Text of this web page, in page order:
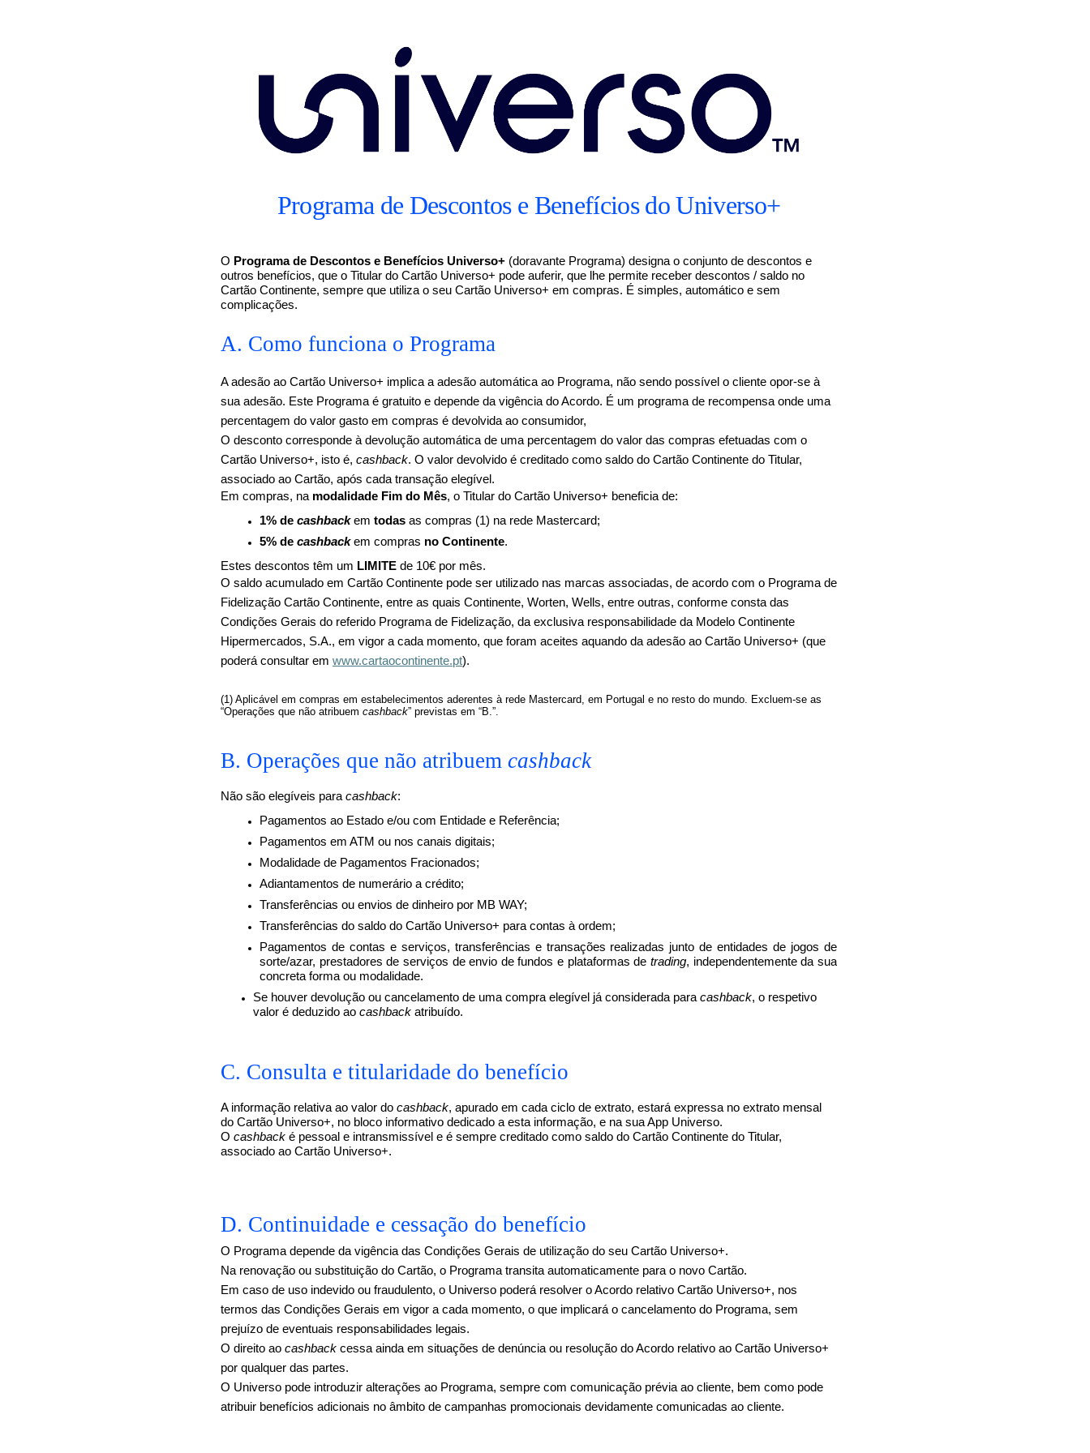
Programa de Descontos e Benefícios do Universo+
O Programa de Descontos e Benefícios Universo+ (doravante Programa) designa o conjunto de descontos e
outros benefícios, que o Titular do Cartão Universo+ pode auferir, que lhe permite receber descontos / saldo no
Cartão Continente, sempre que utiliza o seu Cartão Universo+ em compras. É simples, automático e sem
complicações.
A. Como funciona o Programa
A adesão ao Cartão Universo+ implica a adesão automática ao Programa, não sendo possível o cliente opor-se à
sua adesão. Este Programa é gratuito e depende da vigência do Acordo. É um programa de recompensa onde uma
percentagem do valor gasto em compras é devolvida ao consumidor,
O desconto corresponde à devolução automática de uma percentagem do valor das compras efetuadas com o
Cartão Universo+, isto é, cashback. O valor devolvido é creditado como saldo do Cartão Continente do Titular,
associado ao Cartão, após cada transação elegível.
Em compras, na modalidade Fim do Mês, o Titular do Cartão Universo+ beneficia de:
1% de cashbackem todas as compras (1) na rede Mastercard;
5% de cashbackem compras no Continente.
Estes descontos têm um LIMITE de 10€ por mês.
O saldo acumulado em Cartão Continente pode ser utilizado nas marcas associadas, de acordo com o Programa de
Fidelização Cartão Continente, entre as quais Continente, Worten, Wells, entre outras, conforme consta das
Condições Gerais do referido Programa de Fidelização, da exclusiva responsabilidade da Modelo Continente
Hipermercados, S.A., em vigor a cada momento, que foram aceites aquando da adesão ao Cartão Universo+ (que
poderá consultar em www.cartaocontinente.pt).
(1) Aplicável em compras em estabelecimentos aderentes à rede Mastercard, em Portugal e no resto do mundo. Excluem-se as
“Operações que não atribuem cashback” previstas em “B.”.
B. Operações que não atribuem cashback
Não são elegíveis para cashback:
Pagamentos ao Estado e/ou com Entidade e Referência;
Pagamentos em ATM ou nos canais digitais;
Modalidade de Pagamentos Fracionados;
Adiantamentos de numerário a crédito;
Transferências ou envios de dinheiro por MB WAY;
Transferências do saldo do Cartão Universo+ para contas à ordem;
Pagamentos de contas e serviços, transferências e transações realizadas junto de entidades de jogos de
sorte/azar, prestadores de serviços de envio de fundos e plataformas de trading, independentemente da sua
concreta forma ou modalidade.
Se houver devolução ou cancelamento de uma compra elegível já considerada para cashback, o respetivo
valor é deduzido ao cashback atribuído.
C. Consulta e titularidade do benefício
A informação relativa ao valor do cashback, apurado em cada ciclo de extrato, estará expressa no extrato mensal
do Cartão Universo+, no bloco informativo dedicado a esta informação, e na sua App Universo.
O cashback é pessoal e intransmissível e é sempre creditado como saldo do Cartão Continente do Titular,
associado ao Cartão Universo+.
D. Continuidade e cessação do benefício
O Programa depende da vigência das Condições Gerais de utilização do seu Cartão Universo+.
Na renovação ou substituição do Cartão, o Programa transita automaticamente para o novo Cartão.
Em caso de uso indevido ou fraudulento, o Universo poderá resolver o Acordo relativo Cartão Universo+, nos
termos das Condições Gerais em vigor a cada momento, o que implicará o cancelamento do Programa, sem
prejuízo de eventuais responsabilidades legais.
O direito ao cashback cessa ainda em situações de denúncia ou resolução do Acordo relativo ao Cartão Universo+
por qualquer das partes.
O Universo pode introduzir alterações ao Programa, sempre com comunicação prévia ao cliente, bem como pode
atribuir benefícios adicionais no âmbito de campanhas promocionais devidamente comunicadas ao cliente.